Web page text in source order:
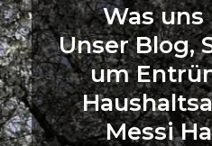
Was
Unser Blog,
um
Messi